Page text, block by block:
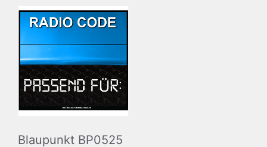
Blaupunkt BP0525